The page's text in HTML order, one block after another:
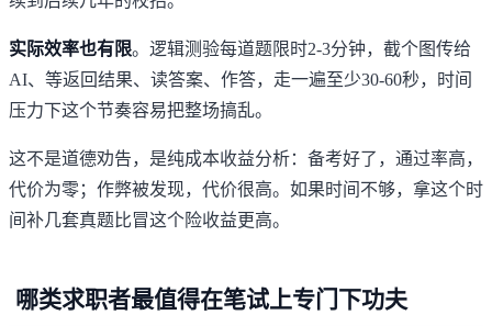
实际效率也有限。逻辑测验每道题限时2-3分钟，截个图传给
AI、等返回结果、读答案、作答，走一遍至少30-60秒，时间
压力下这个节奏容易把整场搞乱。
这不是道德劝告，是纯成本收益分析：备考好了，通过率高，
代价为零；作弊被发现，代价很高。如果时间不够，拿这个时
间补几套真题比冒这个险收益更高。
哪类求职者最值得在笔试上专门下功夫